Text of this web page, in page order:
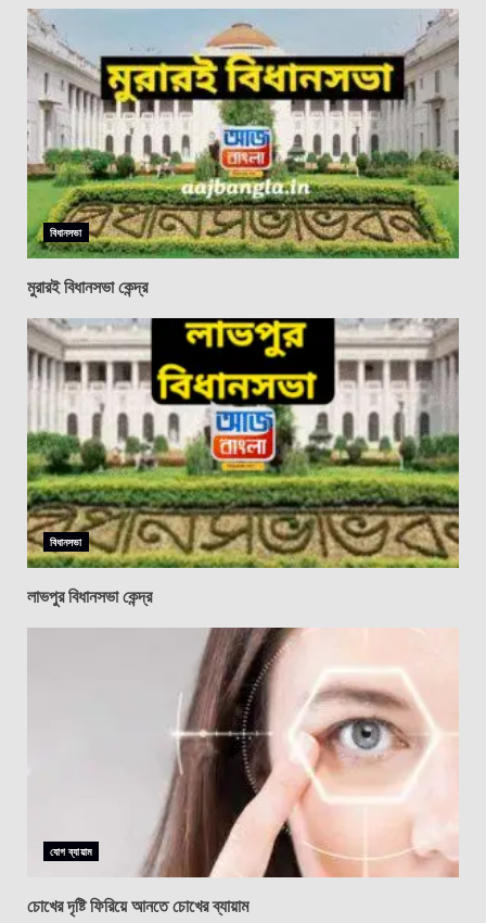
বিধানসভা
মুরারই বিধানসভা কেন্দ্র
বিধানসভা
লাভপুর বিধানসভা কেন্দ্র
যোগ ব্যায়াম
চোখের দৃষ্টি ফিরিয়ে আনতে চোখের ব্যায়াম